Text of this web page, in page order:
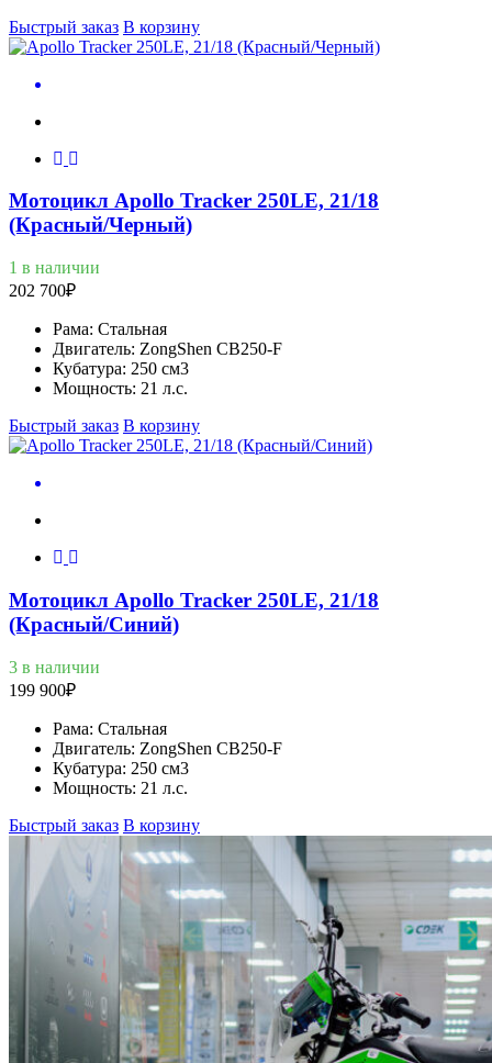
Быстрый заказ В корзину
Мотоцикл Apollo Tracker 250LE, 21/18
(Красный/Черный)
1 в наличии
202 700₽
Рама: Стальная
Двигатель: ZongShen CB250-F
Кубатура: 250 см3
Мощность: 21 л.с.
Быстрый заказ В корзину
Мотоцикл Apollo Tracker 250LE, 21/18
(Красный/Cиний)
3 в наличии
199 900₽
Рама: Стальная
Двигатель: ZongShen CB250-F
Кубатура: 250 см3
Мощность: 21 л.с.
Быстрый заказ В корзину